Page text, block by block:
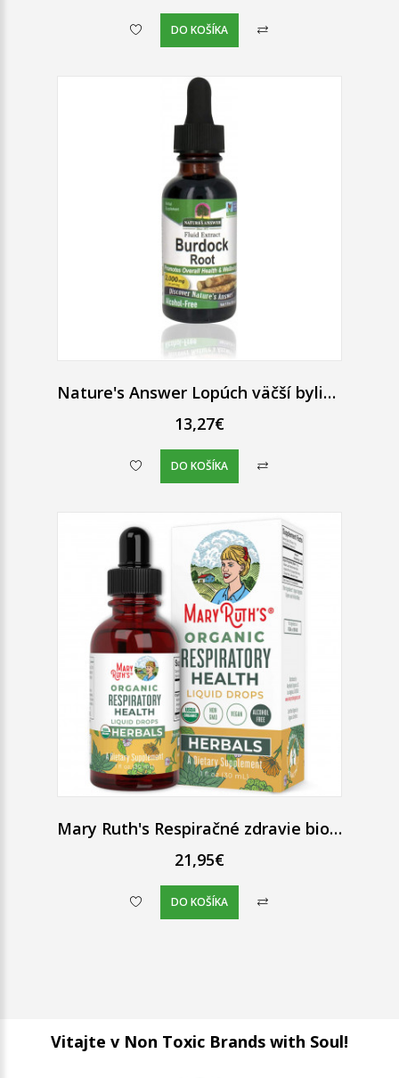
DO KOŠÍKA
Nature's Answer Lopúch väčší bylinné kvapky 30 ml
13,27€
DO KOŠÍKA
Mary Ruth's Respiračné zdravie bio tekutý extrakt 30 ml
21,95€
DO KOŠÍKA
Vitajte v Non Toxic Brands with Soul!